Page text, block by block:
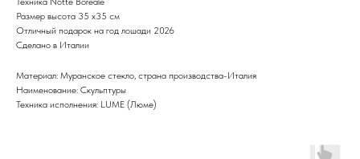
Размер высота 35 х35 см
Отличный подарок на год лошади 2026
Сделано в Италии
Материал: Муранское стекло, страна производства-Италия
Наименование: Скульптуры
Техника исполнения: LUME (Люме)